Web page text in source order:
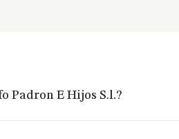
Padron E Hijos S.l.?